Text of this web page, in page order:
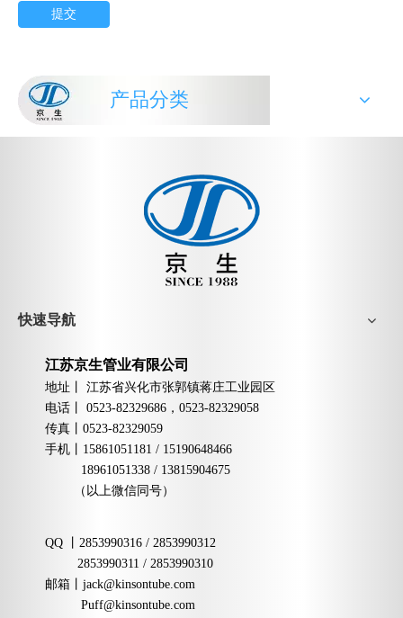
提交
产品分类
快速导航
江苏京生管业有限公司
地址丨 江苏省兴化市张郭镇蒋庄工业园区
电话丨 0523-82329686，0523-82329058
传真丨 0523-82329059
手机
15861051181 / 15190648466
18961051338 / 13815904675
（以上微信同号）
QQ
2853990316 / 2853990312
2853990311 / 2853990310
邮箱
jack@kinsontube.com
Puff@kinsontube.com